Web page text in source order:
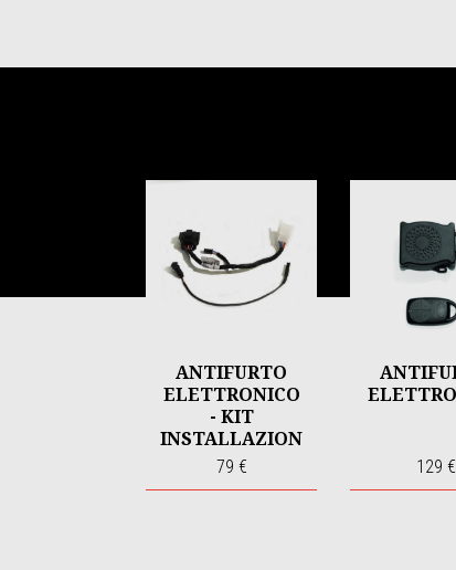
ANTIFURTO
ELETTRONICO
- KIT
INSTALLAZION
E
79 € 129 €
Item